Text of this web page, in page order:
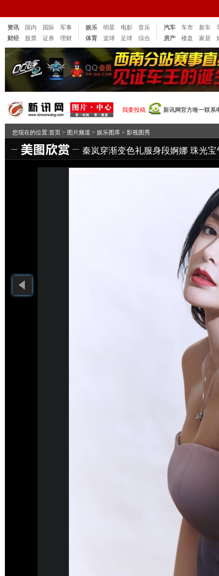
资讯 国内 国际
军事
财经
股票 证券 理财
娱乐 明星 电影
音乐
体育
篮球 足球 综合
汽车 车市 新车
房产
楼盘 家居
我要投稿 新讯网官方唯一联系
您现在的位置:首页 > 图片频道 > 娱乐图库 > 影视图秀